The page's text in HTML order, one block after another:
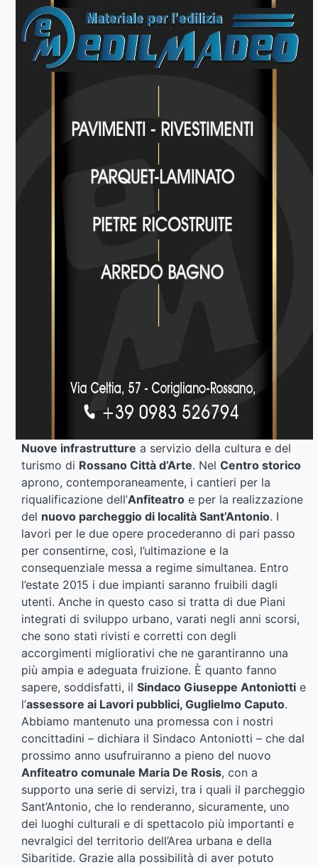
Nuove infrastrutture a servizio della cultura e del
turismo di Rossano Città d’Arte. Nel Centro storico
aprono, contemporaneamente, i cantieri per la
riqualificazione dell’Anfiteatro e per la realizzazione
del nuovo parcheggio di località Sant’Antonio. I
lavori per le due opere procederanno di pari passo
per consentirne, così, l’ultimazione e la
consequenziale messa a regime simultanea. Entro
l’estate 2015 i due impianti saranno fruibili dagli
utenti. Anche in questo caso si tratta di due Piani
integrati di sviluppo urbano, varati negli anni scorsi,
che sono stati rivisti e corretti con degli
accorgimenti migliorativi che ne garantiranno una
più ampia e adeguata fruizione. È quanto fanno
sapere, soddisfatti, il Sindaco Giuseppe Antoniotti e
l’assessore ai Lavori pubblici, Guglielmo Caputo.
Abbiamo mantenuto una promessa con i nostri
concittadini – dichiara il Sindaco Antoniotti – che dal
prossimo anno usufruiranno a pieno del nuovo
Anfiteatro comunale Maria De Rosis, con a
supporto una serie di servizi, tra i quali il parcheggio
Sant’Antonio, che lo renderanno, sicuramente, uno
dei luoghi culturali e di spettacolo più importanti e
nevralgici del territorio dell’Area urbana e della
Sibaritide. Grazie alla possibilità di aver potuto